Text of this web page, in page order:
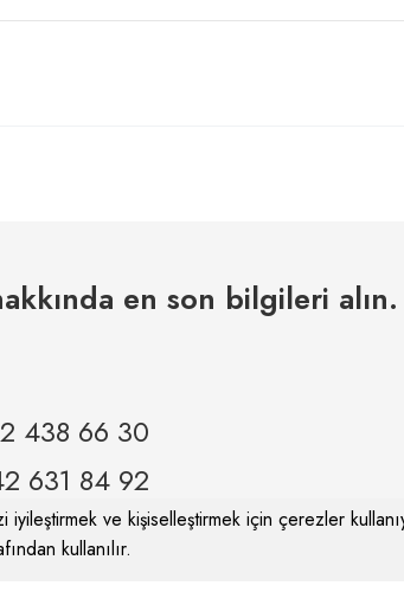
en son bilgileri alın.
438 66 30
631 84 92
ve kişiselleştirmek için çerezler
kullanılır.